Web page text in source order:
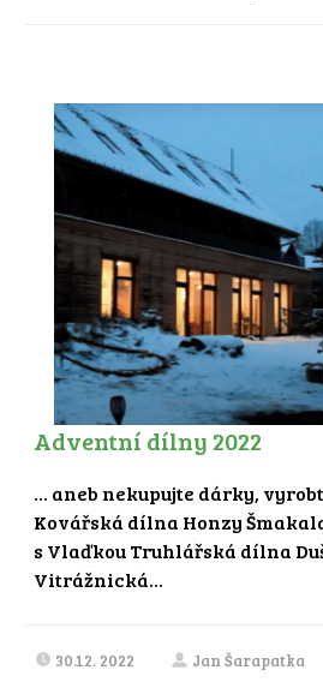
Adventní dílny 2022
… aneb nekupujte dárky,
Kovářská dílna Honzy
s Vlaďkou Truhlářská dílna
Vitrážnická...
30.12. 2022 Jan Šarapatka